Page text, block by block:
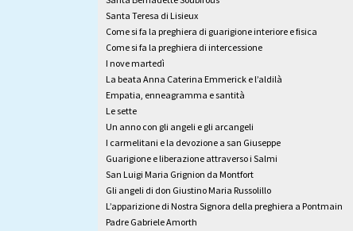
Santa Teresa di Lisieux
Come si fa la preghiera di guarigione interiore e fisica
Come si fa la preghiera di intercessione
I nove martedì
La beata Anna Caterina Emmerick e l’aldilà
Empatia, enneagramma e santità
Le sette
Un anno con gli angeli e gli arcangeli
I carmelitani e la devozione a san Giuseppe
Guarigione e liberazione attraverso i Salmi
San Luigi Maria Grignion da Montfort
Gli angeli di don Giustino Maria Russolillo
L’apparizione di Nostra Signora della preghiera a Pontmain
Padre Gabriele Amorth